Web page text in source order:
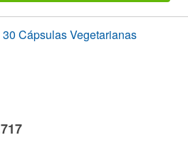
Cápsulas Vegetarianas